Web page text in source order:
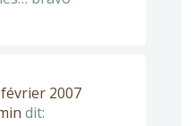
2007
dit: